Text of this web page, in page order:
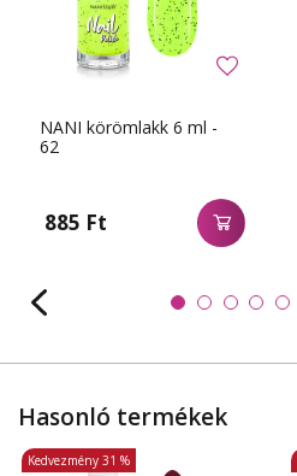
NANI körömlakk 6 ml -
62
885 Ft
Hasonló termékek
Kedvezmény 31 %